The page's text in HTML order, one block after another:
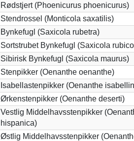
Rødstjert (Phoenicurus phoenicurus)
Stendrossel (Monticola saxatilis)
Bynkefugl (Saxicola rubetra)
Sortstrubet Bynkefugl (Saxicola
Sibirisk Bynkefugl (Saxicola maurus)
Stenpikker (Oenanthe oenanthe)
Isabellastenpikker (Oenanthe
Ørkenstenpikker (Oenanthe deserti)
Vestlig Middelhavsstenpikker
hispanica)
Østlig Middelhavsstenpikker